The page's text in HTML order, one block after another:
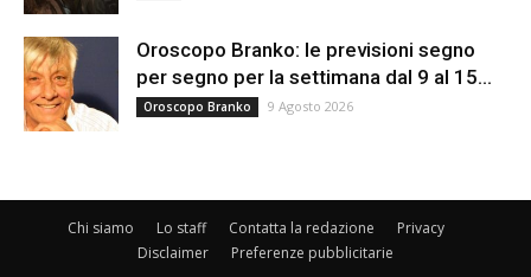
Oroscopo Branko: le previsioni segno
per segno per la settimana dal 9 al 15...
Oroscopo Branko 9 Agosto 2026
Chi siamo Lo staff Contatta la redazione
Privacy
Disclaimer
Preferenze pubblicitarie